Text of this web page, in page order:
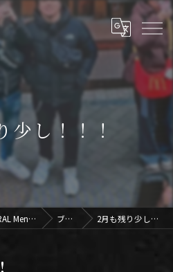
少し！！！
美容室は福岡県天神のLIBERAL Men's Salon天神 ブログ 2月も残り少し！！！